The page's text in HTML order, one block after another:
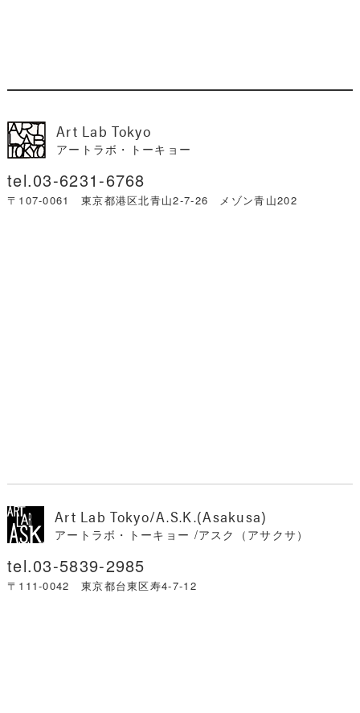
Art Lab Tokyo
アートラボ・トーキョー
03-6231-6768
〒107-0061 東京都港区北青山2-7-26 メゾン青山202
Art Lab Tokyo/A.S.K.(Asakusa)
アートラボ・トーキョー /アスク（アサクサ）
03-5839-2985
〒111-0042 東京都台東区寿4-7-12